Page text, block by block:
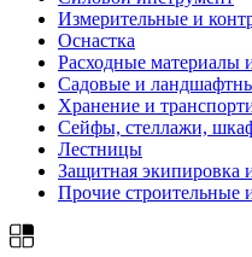
Измерительные и
Оснастка
Расходные материалы
Садовые и
Хранение и
Сейфы, стеллажи,
Лестницы
Защитная экипировка
Прочие строительные